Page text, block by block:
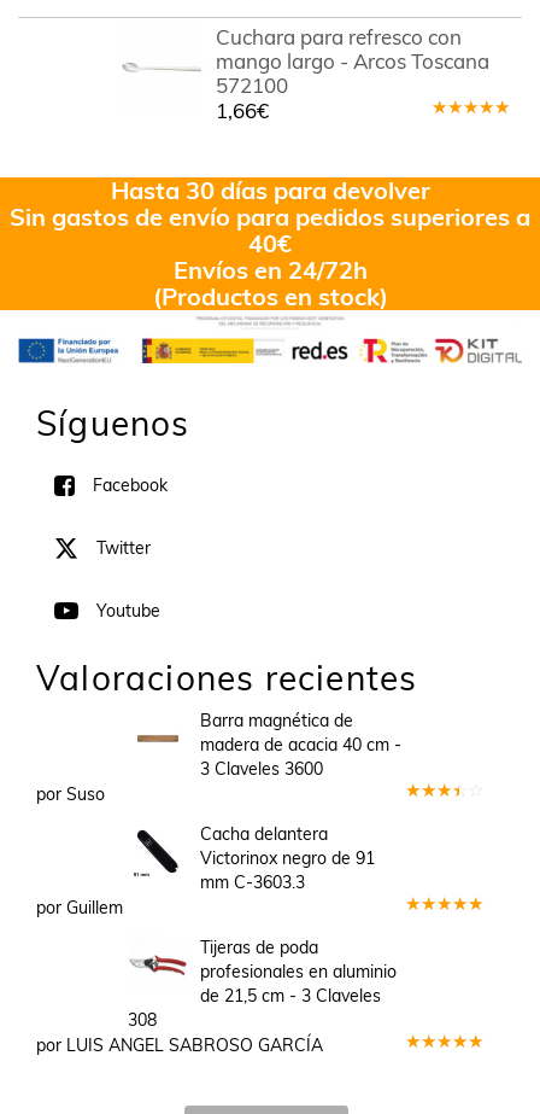
Cuchara para refresco con
mango largo - Arcos Toscana
572100
1,66€
Hasta 30 días para devolver
Sin gastos de envío para pedidos superiores a
40€
Envíos en 24/72h
(Productos en stock)
Síguenos
Facebook
Twitter
Youtube
Valoraciones recientes
Barra magnética de
madera de acacia 40 cm -
3 Claveles 3600
por Suso
Cacha delantera
Victorinox negro de 91
mm C-3603.3
por Guillem
Tijeras de poda
profesionales en aluminio
de 21,5 cm - 3 Claveles
308
por LUIS ANGEL SABROSO GARCÍA